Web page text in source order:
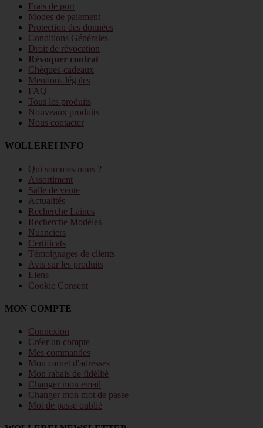
Frais de port
Modes de paiement
Protection des données
Conditions Générales
Droit de révocation
Révoquer contrat
Chèques-cadeaux
Mentions légales
FAQ
Tous les produits
Nouveaux produits
Nous contacter
WOLLEREI INFO
Qui sommes-nous ?
Assortiment
Salle de vente
Actualités
Recherche Laines
Recherche Modèles
Nuanciers
Certificats
Témoignages de clients
Avis sur les produits
Liens
Cookie Consent
MON COMPTE
Connexion
Créer un compte
Mes commandes
Mon carnet d'adresses
Mon rabais de fidélité
Changer mon email
Changer mon mot de passe
Mot de passe oublié